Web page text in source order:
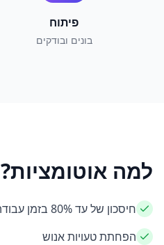
פיתוח
בונים ובודקים
למה אוטומציות?
חיסכון של עד 80% בזמן עבודה
הפחתת טעויות אנוש